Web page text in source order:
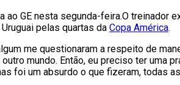
GE nesta segunda-feira.O treinador
pelas quartas da Copa América.
me questionaram a respeito de
mundo. Então, eu preciso ter uma
foi um absurdo o que fizeram, todas